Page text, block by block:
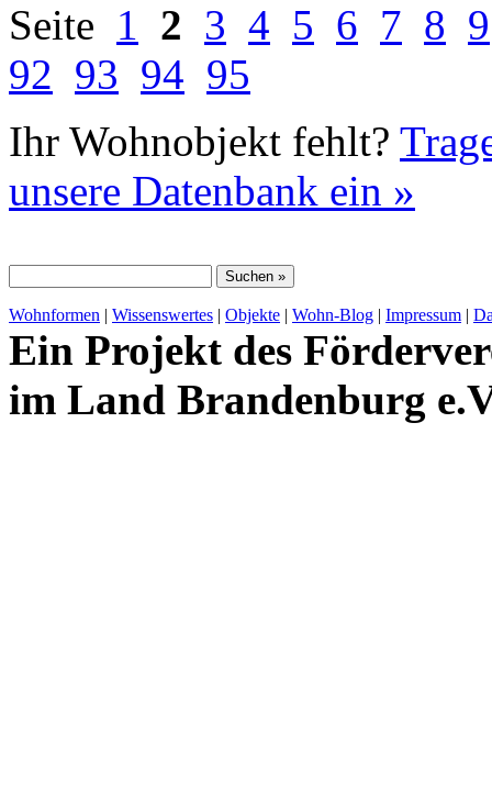
Seite 1 2 3 4 5 6 7 8 9
92 93 94 95
Ihr Wohnobjekt fehlt?
unsere Datenbank ein »
Wohnformen | Wissenswertes | Objekte | Wohn-Blog | Impressum |
Ein Projekt des
im Land Brandenburg